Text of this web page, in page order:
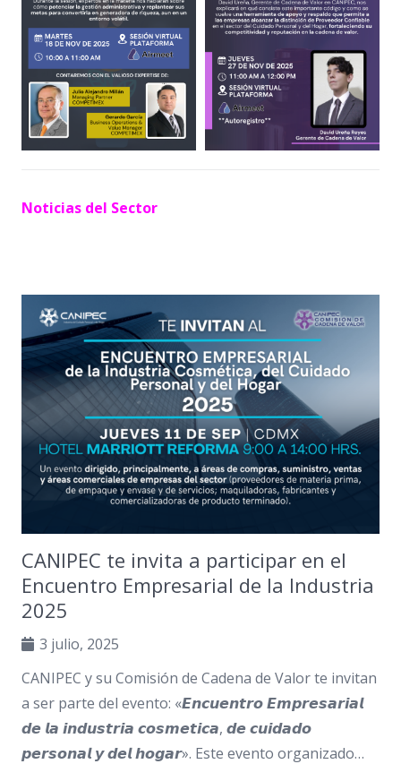
Noticias del Sector
CANIPEC te invita a participar en el
Encuentro Empresarial de la Industria
2025
3 julio, 2025
CANIPEC y su Comisión de Cadena de Valor te invitan
a ser parte del evento: «𝙀𝙣𝙘𝙪𝙚𝙣𝙩𝙧𝙤 𝙀𝙢𝙥𝙧𝙚𝙨𝙖𝙧𝙞𝙖𝙡
𝙙𝙚 𝙡𝙖 𝙞𝙣𝙙𝙪𝙨𝙩𝙧𝙞𝙖 𝙘𝙤𝙨𝙢𝙚𝙩𝙞𝙘𝙖, 𝙙𝙚 𝙘𝙪𝙞𝙙𝙖𝙙𝙤
𝙥𝙚𝙧𝙨𝙤𝙣𝙖𝙡 𝙮 𝙙𝙚𝙡 𝙝𝙤𝙜𝙖𝙧». Este evento organizado…